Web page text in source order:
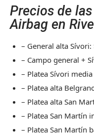
Precios de
Airbag en
– General alta
– Campo general +
– Platea Sívori
– Platea alta
– Platea alta San
– Platea San Martín
– Platea San Martín